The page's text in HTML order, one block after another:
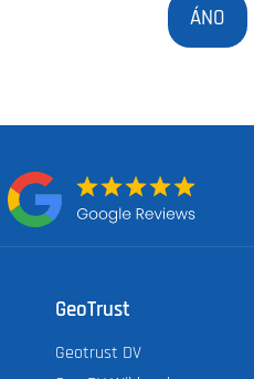
ÁNO
GeoTrust
Geotrust DV